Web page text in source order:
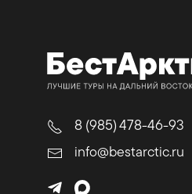
8 (985) 478-46-93
info@bestarctic.ru